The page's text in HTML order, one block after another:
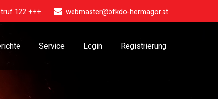
122 +++ webmaster@bfkdo-hermagor.at
Service Login Registrierung